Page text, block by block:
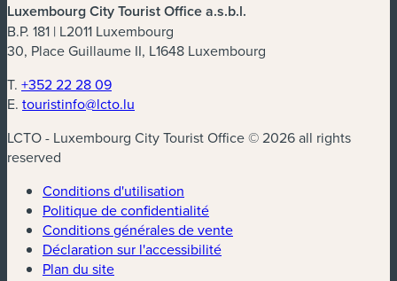
Luxembourg City Tourist Office a.s.b.l.
B.P. 181 | L2011 Luxembourg
30, Place Guillaume II, L1648 Luxembourg
T. +352 22 28 09
E. touristinfo@lcto.lu
LCTO - Luxembourg City Tourist Office © 2026 all rights
reserved
Conditions d'utilisation
Politique de confidentialité
Conditions générales de vente
Déclaration sur l'accessibilité
Plan du site